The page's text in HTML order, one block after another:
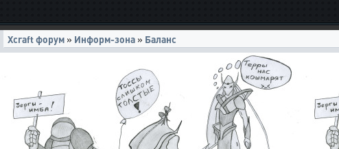
Xcraft форум » Информ-зона » Баланс